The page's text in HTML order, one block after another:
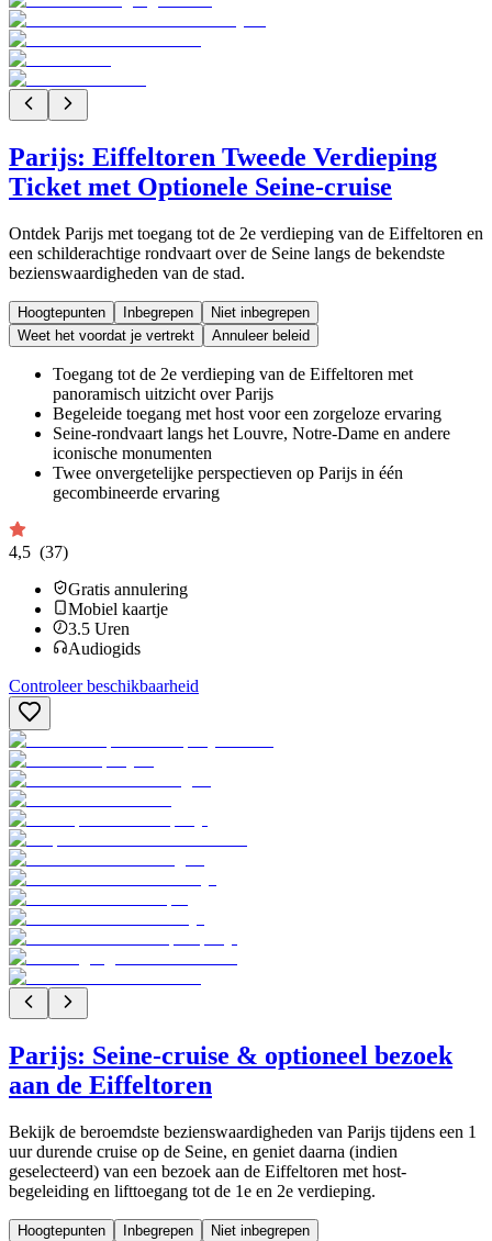
Parijs: Eiffeltoren Tweede Verdieping
Ticket met Optionele Seine-cruise
Ontdek Parijs met toegang tot de 2e verdieping van de Eiffeltoren en
een schilderachtige rondvaart over de Seine langs de bekendste
bezienswaardigheden van de stad.
Hoogtepunten Inbegrepen
Niet inbegrepen
Weet het voordat je vertrekt
Annuleer beleid
Toegang tot de 2e verdieping van de Eiffeltoren met
panoramisch uitzicht over Parijs
Begeleide toegang met host voor een zorgeloze ervaring
Seine-rondvaart langs het Louvre, Notre-Dame en andere
iconische monumenten
Twee onvergetelijke perspectieven op Parijs in één
gecombineerde ervaring
4,5 (37)
Gratis annulering
Mobiel kaartje
3.5 Uren
Audiogids
Controleer beschikbaarheid
Parijs: Seine-cruise & optioneel bezoek
aan de Eiffeltoren
Bekijk de beroemdste bezienswaardigheden van Parijs tijdens een 1
uur durende cruise op de Seine, en geniet daarna (indien
geselecteerd) van een bezoek aan de Eiffeltoren met host-
begeleiding en lifttoegang tot de 1e en 2e verdieping.
Hoogtepunten Inbegrepen
Niet inbegrepen